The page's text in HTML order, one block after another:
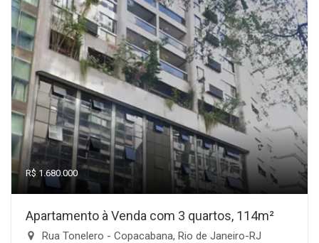
R$ 1.680.000
Apartamento à Venda com 3 quartos, 114m²
Rua Tonelero - Copacabana, Rio de Janeiro-RJ